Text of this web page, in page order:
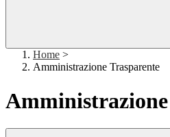
Home >
Amministrazione Trasparente